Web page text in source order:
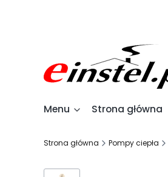
Menu Strona główna
Strona główna Pompy ciepła